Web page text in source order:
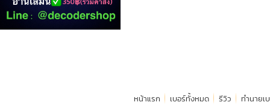
หน้าแรก เบอร์ทั้งหมด รีวิว
ทำนายเ